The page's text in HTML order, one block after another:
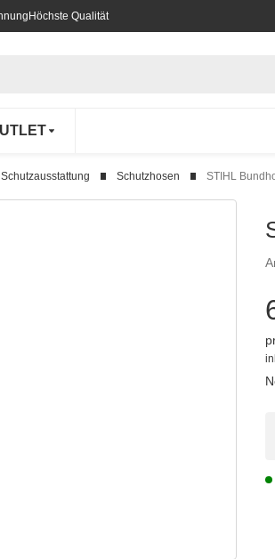
Höchste Qualität
Schutzhosen STIHL